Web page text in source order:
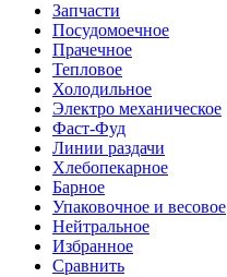
Запчасти
Посудомоечное
Прачечное
Тепловое
Холодильное
Электро механическое
Фаст-Фуд
Линии раздачи
Хлебопекарное
Барное
Упаковочное и весовое
Нейтральное
Избранное
Сравнить